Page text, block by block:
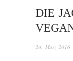
DIE
20. März 2016